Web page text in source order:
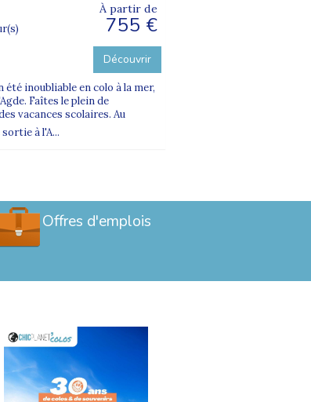
À partir de
755 €
Découvrir
inoubliable en colo à la mer,
Faîtes le plein de
vacances scolaires. Au
à l'A...
Offres d'emplois